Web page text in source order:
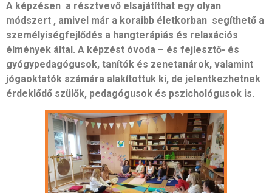
A képzésen a résztvevő elsajátíthat egy olyan
módszert , amivel már a koraibb életkorban segíthető a
személyiségfejlődés a hangterápiás és relaxációs
élmények által. A képzést óvoda – és fejlesztő- és
gyógypedagógusok, tanítók és zenetanárok, valamint
jógaoktatók számára alakítottuk ki, de jelentkezhetnek
érdeklődő szülők, pedagógusok és pszichológusok is.